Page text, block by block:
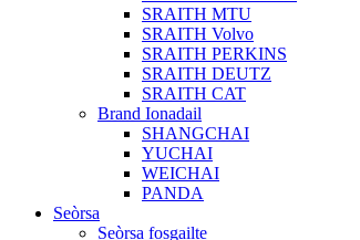
SRAITH MTU
SRAITH Volvo
SRAITH PERKINS
SRAITH DEUTZ
SRAITH CAT
Brand Ionadail
SHANGCHAI
YUCHAI
WEICHAI
PANDA
Seòrsa
Seòrsa fosgailte